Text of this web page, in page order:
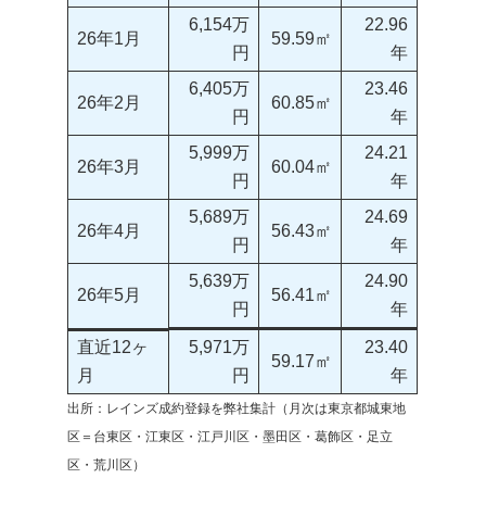
26年1月
6,154万
円
59.59㎡
22.96
年
26年2月
6,405万
円
60.85㎡
23.46
年
26年3月
5,999万
円
60.04㎡
24.21
年
26年4月
5,689万
円
56.43㎡
24.69
年
26年5月
5,639万
円
56.41㎡
24.90
年
直近12ヶ
月
5,971万
円
59.17㎡
23.40
年
出所：レインズ成約登録を弊社集計（月次は東京都城東地
区＝台東区・江東区・江戸川区・墨田区・葛飾区・足立
区・荒川区）